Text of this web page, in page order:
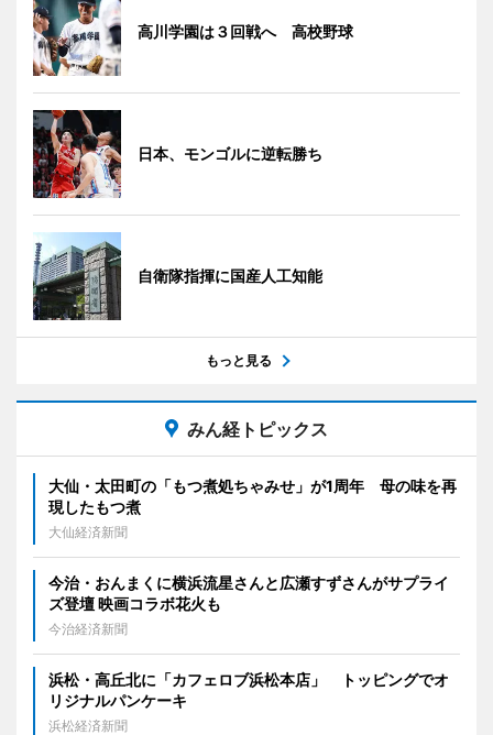
高川学園は３回戦へ 高校野球
日本、モンゴルに逆転勝ち
自衛隊指揮に国産人工知能
もっと見る
みん経トピックス
大仙・太田町の「もつ煮処ちゃみせ」が1周年 母の味を再
現したもつ煮
大仙経済新聞
今治・おんまくに横浜流星さんと広瀬すずさんがサプライ
ズ登壇 映画コラボ花火も
今治経済新聞
浜松・高丘北に「カフェロブ浜松本店」 トッピングでオ
リジナルパンケーキ
浜松経済新聞